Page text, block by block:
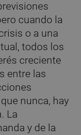
cuando la
o a una
todos los
creciente
entre las
nunca, hay
La
y de la